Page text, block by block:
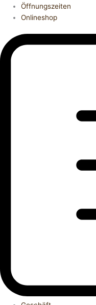
Öffnungszeiten
Onlineshop